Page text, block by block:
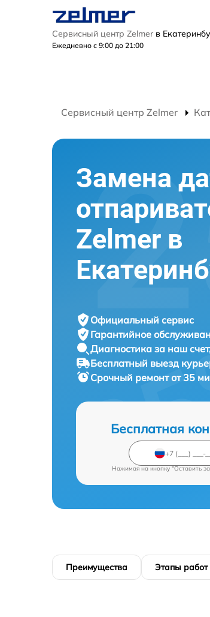
Сервисный центр Zelmer в
Ежедневно с 9:00 до 21:00
Сервисный центр Zelmer
Замена
Zelmer в
Официальный сервис
Гарантийное
Диагностика за наш
Бесплатный выезд
Срочный ремонтот 35
Бесплатная
Нажимая на кнопку "Оставить
Преимущества Этапы работ